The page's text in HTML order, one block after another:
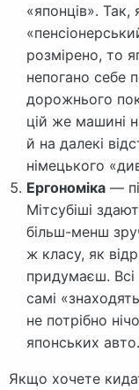
«японців».
розмірено, то
непогано себе
дорожнього
цій же машині
й на далекі
німецького
Ергономіка —
Мітсубіші
більш-менш
ж класу, як
придумаєш. Всі
самі
не потрібно
японських авто.
Якщо хочете